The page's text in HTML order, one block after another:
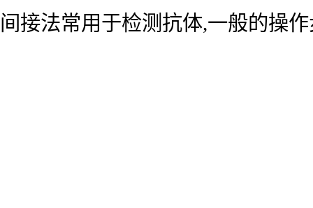
间接法常用于检测抗体,一般的操